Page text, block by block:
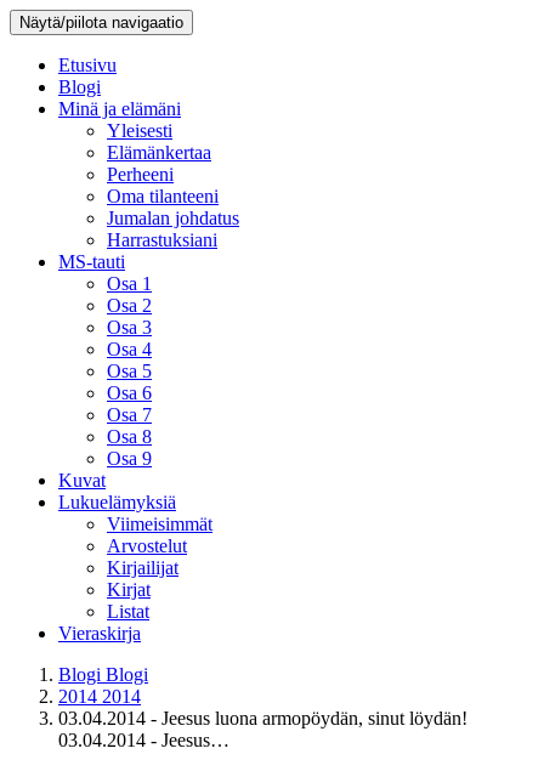
Näytä/piilota navigaatio
Etusivu
Blogi
Minä ja elämäni
Yleisesti
Elämänkertaa
Perheeni
Oma tilanteeni
Jumalan johdatus
Harrastuksiani
MS-tauti
Osa 1
Osa 2
Osa 3
Osa 4
Osa 5
Osa 6
Osa 7
Osa 8
Osa 9
Kuvat
Lukuelämyksiä
Viimeisimmät
Arvostelut
Kirjailijat
Kirjat
Listat
Vieraskirja
Blogi Blogi
2014 2014
03.04.2014 - Jeesus luona armopöydän, sinut löydän!
03.04.2014 - Jeesus…